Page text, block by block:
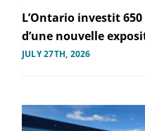
L’Ontario investit
d’une nouvelle
JULY 27TH, 2026